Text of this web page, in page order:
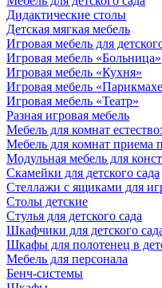
Дидактические столы
Детская мягкая мебель
Игровая мебель для
Игровая мебель «Больница»
Игровая мебель «Кухня»
Игровая мебель
Игровая мебель «Театр»
Разная игровая мебель
Мебель для комнат
Мебель для комнат приема
Модульная мебель для
Скамейки для детского сада
Стеллажи с ящиками для
Столы детские
Стулья для детского сада
Шкафчики для детского
Шкафы для полотенец в
Мебель для персонала
Бенч-системы